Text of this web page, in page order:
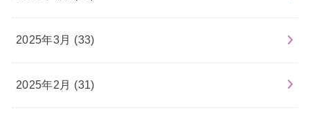
2025年3月 (33)
2025年2月 (31)